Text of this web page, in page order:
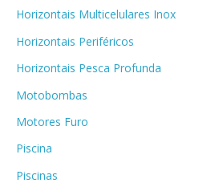
Horizontais Multicelulares Inox
Horizontais Periféricos
Horizontais Pesca Profunda
Motobombas
Motores Furo
Piscina
Piscinas